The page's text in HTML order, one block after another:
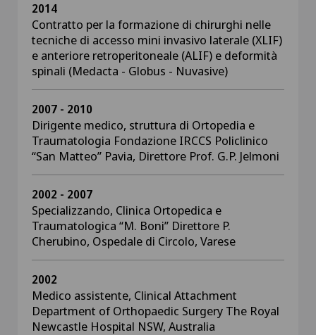
2014
Contratto per la formazione di chirurghi nelle
tecniche di accesso mini invasivo laterale (XLIF)
e anteriore retroperitoneale (ALIF) e deformità
spinali (Medacta - Globus - Nuvasive)
2007 - 2010
Dirigente medico, struttura di Ortopedia e
Traumatologia Fondazione IRCCS Policlinico
“San Matteo” Pavia, Direttore Prof. G.P. Jelmoni
2002 - 2007
Specializzando, Clinica Ortopedica e
Traumatologica “M. Boni” Direttore P.
Cherubino, Ospedale di Circolo, Varese
2002
Medico assistente, Clinical Attachment
Department of Orthopaedic Surgery The Royal
Newcastle Hospital NSW, Australia